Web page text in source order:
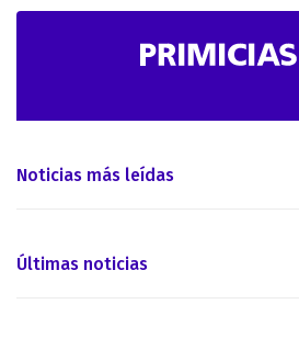
Noticias más leídas
Últimas noticias